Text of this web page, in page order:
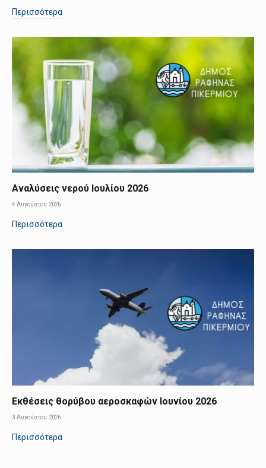
Περισσότερα
Αναλύσεις νερού Ιουλίου 2026
4 Αυγούστου 2026
Περισσότερα
Εκθέσεις θορύβου αεροσκαφών Ιουνίου 2026
3 Αυγούστου 2026
Περισσότερα